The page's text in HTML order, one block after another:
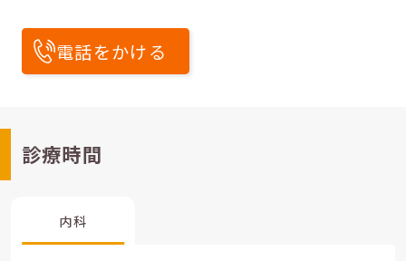
電話をかける
診療時間
内科